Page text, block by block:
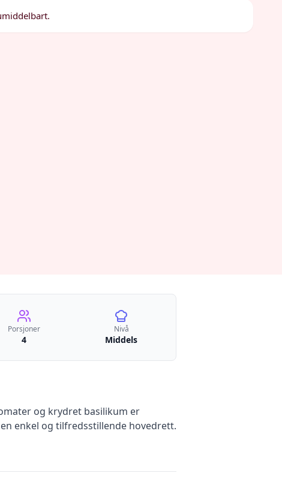
Porsjoner
4
Nivå
Middels
og krydret basilikum er
enkel og tilfredsstillende hovedrett.